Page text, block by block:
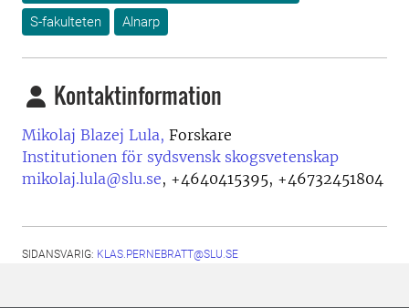
S-fakulteten
Alnarp
Kontaktinformation
Mikolaj Blazej Lula, Forskare
Institutionen för sydsvensk skogsvetenskap
mikolaj.lula@slu.se, +4640415395, +46732451804
SIDANSVARIG: KLAS.PERNEBRATT@SLU.SE